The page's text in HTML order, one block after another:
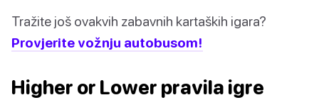
Tražite još ovakvih zabavnih kartaških igara?
Provjerite vožnju autobusom!
Higher or Lower pravila igre